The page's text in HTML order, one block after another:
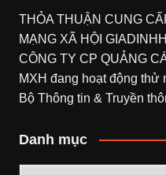
THỎA THUẬN CUNG
MẠNG XÃ HỘI
CÔNG TY CP QUẢNG
MXH đang hoạt động thử
Bộ Thông tin & Truyền
Danh mục